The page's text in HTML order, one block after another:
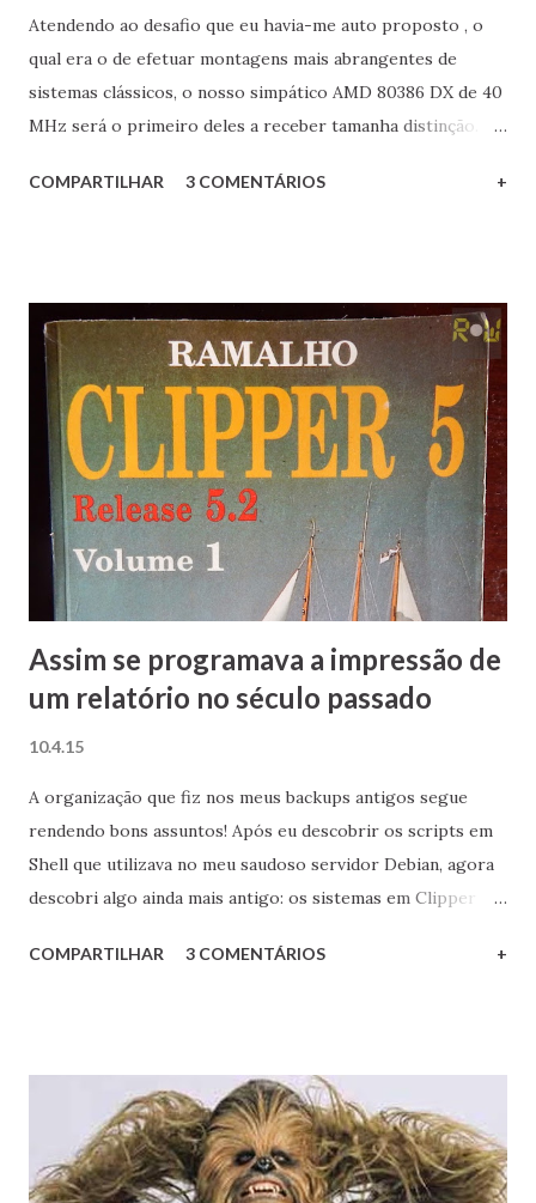
Atendendo ao desafio que eu havia-me auto proposto , o
qual era o de efetuar montagens mais abrangentes de
sistemas clássicos, o nosso simpático AMD 80386 DX de 40
MHz será o primeiro deles a receber tamanha distinção.
COMPARTILHAR 3 COMENTÁRIOS +
Assim se programava a impressão de
um relatório no século passado
10.4.15
A organização que fiz nos meus backups antigos segue
rendendo bons assuntos! Após eu descobrir os scripts em
Shell que utilizava no meu saudoso servidor Debian, agora
descobri algo ainda mais antigo: os sistemas em Clipper
satisfação que compartilho com vocês trechos de um deles,
COMPARTILHAR 3 COMENTÁRIOS +